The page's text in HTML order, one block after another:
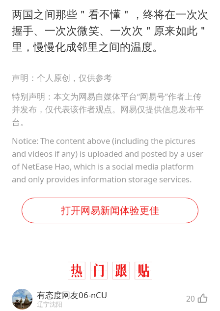
两国之间那些＂看不懂＂，终将在一次次
握手、一次次微笑、一次次＂原来如此＂
里，慢慢化成邻里之间的温度。
声明：个人原创，仅供参考
特别声明：本文为网易自媒体平台“网易号”作者上传
并发布，仅代表该作者观点。网易仅提供信息发布平
台。
Notice: The content above (including the pictures
and videos if any) is uploaded and posted by a user
of NetEase Hao, which is a social media platform
and only provides information storage services.
打开网易新闻体验更佳
有态度网友06-nCU
辽宁沈阳 20